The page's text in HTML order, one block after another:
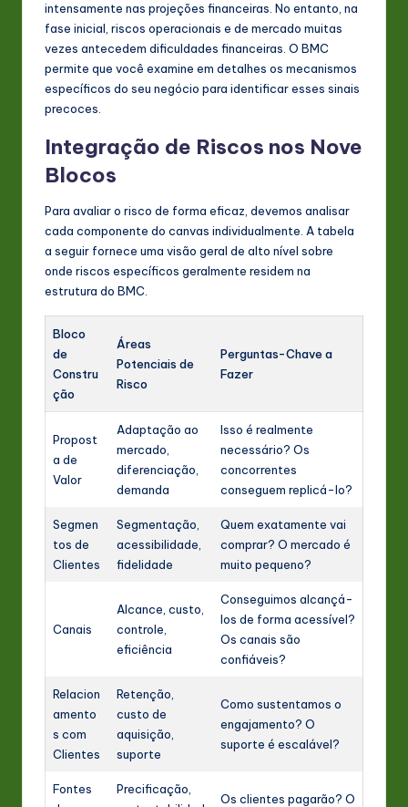
intensamente nas projeções financeiras. No entanto, na
fase inicial, riscos operacionais e de mercado muitas
vezes antecedem dificuldades financeiras. O BMC
permite que você examine em detalhes os mecanismos
específicos do seu negócio para identificar esses sinais
precoces.
Integração de Riscos nos Nove
Blocos
Para avaliar o risco de forma eficaz, devemos analisar
cada componente do canvas individualmente. A tabela
a seguir fornece uma visão geral de alto nível sobre
onde riscos específicos geralmente residem na
estrutura do BMC.
Bloco
de
Constru
ção
Áreas
Potenciais de
Risco
Perguntas-Chave a
Fazer
Propost
a de
Valor
Adaptação ao
mercado,
diferenciação,
demanda
Isso é realmente
necessário? Os
concorrentes
conseguem replicá-lo?
Segmen
tos de
Clientes
Segmentação,
acessibilidade,
fidelidade
Quem exatamente vai
comprar? O mercado é
muito pequeno?
Canais
Alcance, custo,
controle,
eficiência
Conseguimos alcançá-
los de forma acessível?
Os canais são
confiáveis?
Relacion
amento
s com
Clientes
Retenção,
custo de
aquisição,
suporte
Como sustentamos o
engajamento? O
suporte é escalável?
Fontes
Precificação,
Os clientes pagarão? O